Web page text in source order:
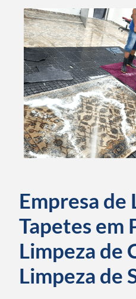
Empresa de
Tapetes em
Limpeza de
Limpeza de